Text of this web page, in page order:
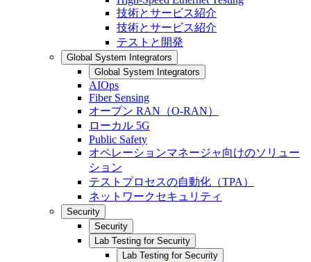
技術とサービス紹介
技術とサービス紹介
テストと開発
Global System Integrators
Global System Integrators
AIOps
Fiber Sensing
オープン RAN（O-RAN）
ローカル 5G
Public Safety
オペレーションマネージャ向けのソリュー
ション
テストプロセスの自動化（TPA）
ネットワークセキュリティ
Security
Security
Lab Testing for Security
Lab Testing for Security